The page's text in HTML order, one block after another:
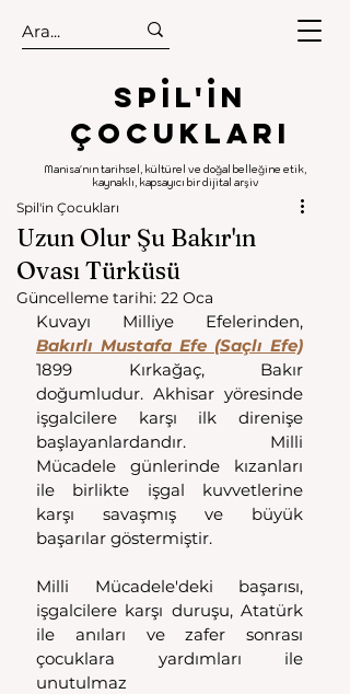
.
.
Spıl'in
Çocukları
Manisa'nın tarihsel, kültürel ve doğal belleğine etik,
kaynaklı, kapsayıcı bir dijital arşiv
Uzun Olur Şu Bakır'ın
Ovası Türküsü
Spil'in Çocukları
Güncelleme tarihi: 22 Oca
Bakırlı Mustafa Efe (Saçlı Efe)
1899 Kırkağaç, Bakır
doğumludur. Akhisar yöresinde
işgalcilere karşı ilk direnişe
başlayanlardandır. Milli
Mücadele günlerinde kızanları
ile birlikte işgal kuvvetlerine
karşı savaşmış ve büyük
başarılar göstermiştir.
Milli Mücadele'deki başarısı,
işgalcilere karşı duruşu, Atatürk
ile anıları ve zafer sonrası
çocuklara yardımları ile
unutulmaz